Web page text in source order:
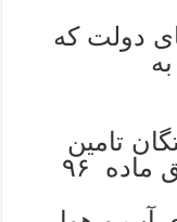
دولت که
به
تامین
۹۶